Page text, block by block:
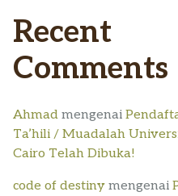
Recent
Comments
Ahmad mengenai
Ta’hili / Muadalah
Cairo Telah Dibuka!
code of destiny mengenai